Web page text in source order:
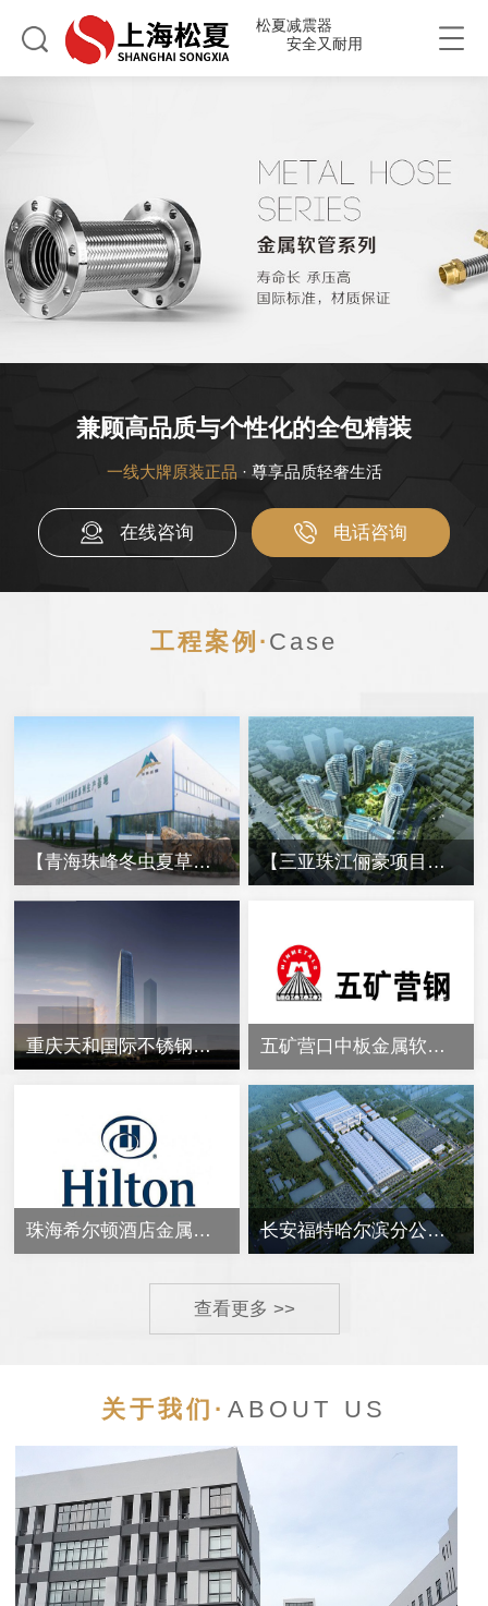
松夏减震器
安全又耐用
兼顾高品质与个性化的全包精装
一线大牌原装正品 · 尊享品质轻奢生活
在线咨询 电话咨询
工程案例· Case
【青海珠峰冬虫夏草工厂】金属软管信息 【三亚珠江俪豪项目】消防管线波纹补偿器信息
重庆天和国际不锈钢软管接头合同案例 五矿营口中板金属软管合同案例
珠海希尔顿酒店金属软管合同案例 长安福特哈尔滨分公司泵房管道备件不锈钢金属软管
查看更多 >>
关于我们· ABOUT US